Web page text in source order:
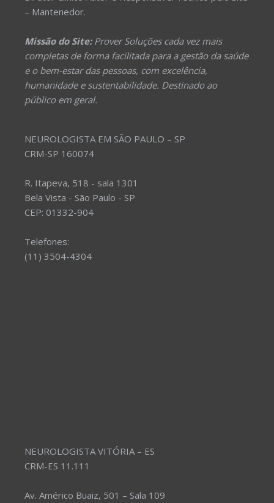
– Mantenedor.
Missão do Site:Prover Soluções cada vez mais
completas de forma facilitada para a gestão da saúde
e o bem-estar das pessoas, com excelência,
humanidade e sustentabilidade. Destinado ao
público em geral.
NEUROLOGISTA EM SÃO PAULO – SP
CRM-SP 160074
R. Itapeva, 518 - sala 1301
Bela Vista - São Paulo - SP
CEP: 01332-904
Telefones:
(11) 3504-4304
NEUROLOGISTA VITÓRIA – ES
CRM-ES 11.111
Av. Américo Buaiz, 501 – Sala 109